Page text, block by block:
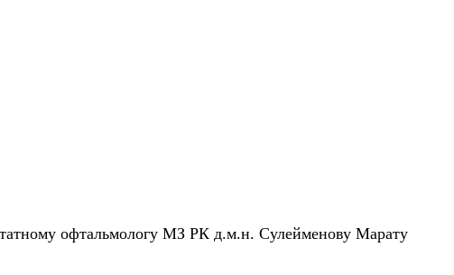
офтальмологу МЗ РК д.м.н. Сулейменову Марату